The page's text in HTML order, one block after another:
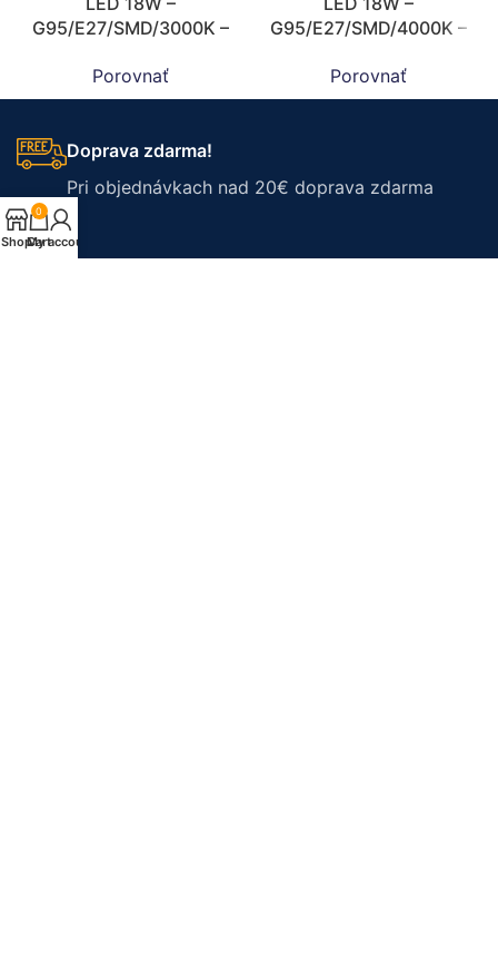
G95/E27/SMD/3000K –
Porovnať
G95/E27/SMD/4000K –
Porovnať
Doprava zdarma!
Pri objednávkach nad 20€ doprava zdarma
Shop
0
Cart
My account